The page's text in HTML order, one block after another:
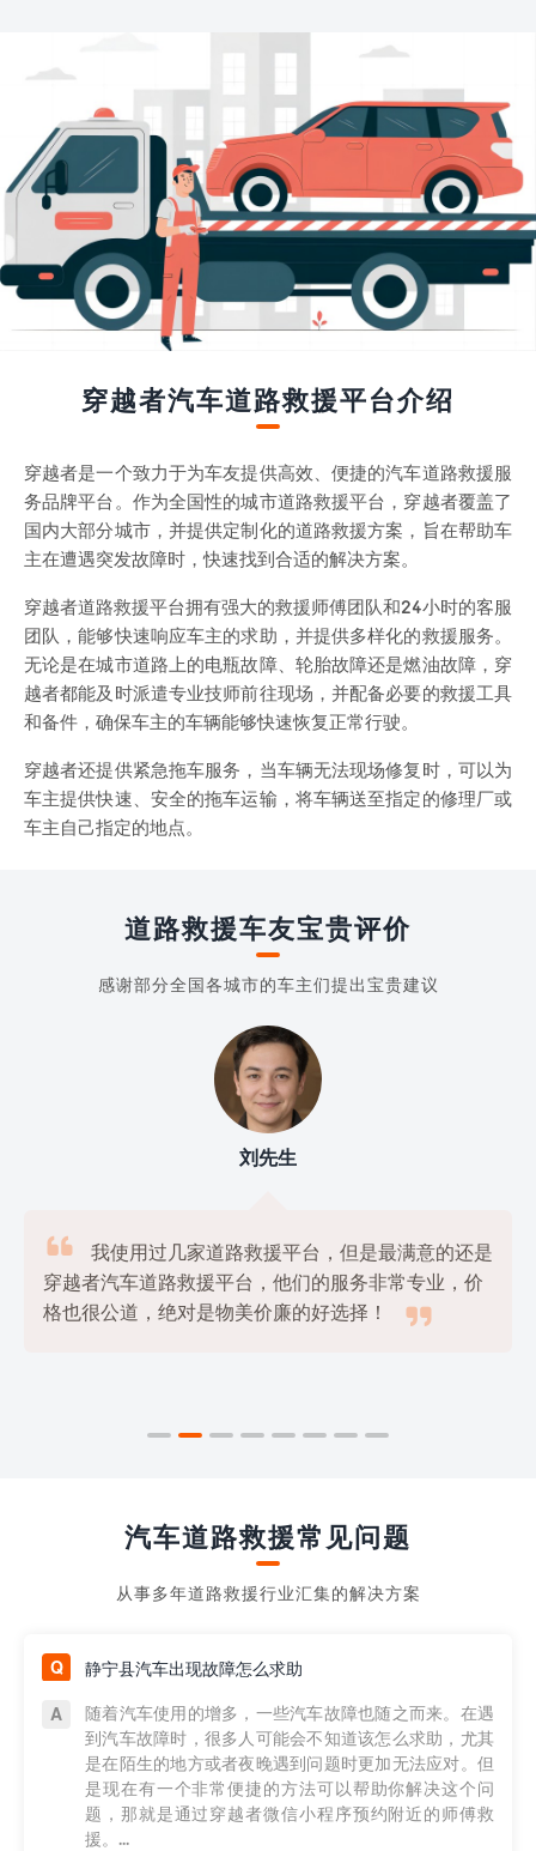
穿越者汽车道路救援平台介绍
穿越者是一个致力于为车友提供高效、便捷的汽车道路救援服
务品牌平台。作为全国性的城市道路救援平台，穿越者覆盖了
国内大部分城市，并提供定制化的道路救援方案，旨在帮助车
主在遭遇突发故障时，快速找到合适的解决方案。
穿越者道路救援平台拥有强大的救援师傅团队和24小时的客服
团队，能够快速响应车主的求助，并提供多样化的救援服务。
无论是在城市道路上的电瓶故障、轮胎故障还是燃油故障，穿
越者都能及时派遣专业技师前往现场，并配备必要的救援工具
和备件，确保车主的车辆能够快速恢复正常行驶。
穿越者还提供紧急拖车服务，当车辆无法现场修复时，可以为
车主提供快速、安全的拖车运输，将车辆送至指定的修理厂或
车主自己指定的地点。
道路救援车友宝贵评价
感谢部分全国各城市的车主们提出宝贵建议
刘先生

我使用过几家道路救援平台，但是最满意的还是
穿越者汽车道路救援平台，他们的服务非常专业，价
格也很公道，绝对是物美价廉的好选择！

汽车道路救援常见问题
从事多年道路救援行业汇集的解决方案
静宁县汽车出现故障怎么求助
随着汽车使用的增多，一些汽车故障也随之而来。在遇
到汽车故障时，很多人可能会不知道该怎么求助，尤其
是在陌生的地方或者夜晚遇到问题时更加无法应对。但
是现在有一个非常便捷的方法可以帮助你解决这个问
题，那就是通过穿越者微信小程序预约附近的师傅救
援。...